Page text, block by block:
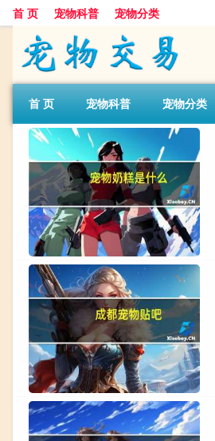
首 页 宠物科普 宠物分类
首 页 宠物科普 宠物分类